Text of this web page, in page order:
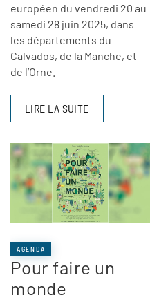
européen du vendredi 20 au
samedi 28 juin 2025, dans
les départements du
Calvados, de la Manche, et
de l’Orne.
LIRE LA SUITE
AGENDA
Pour faire un
monde